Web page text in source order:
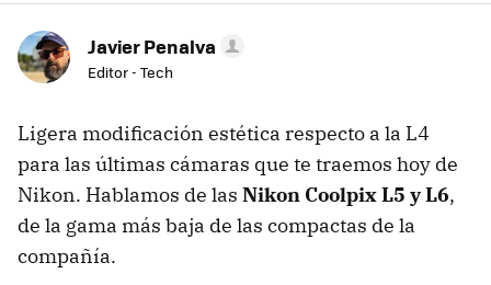
Javier Penalva
Editor - Tech
Ligera modificación estética respecto a la L4
para las últimas cámaras que te traemos hoy de
Nikon. Hablamos de las Nikon Coolpix L5 y L6,
de la gama más baja de las compactas de la
compañía.